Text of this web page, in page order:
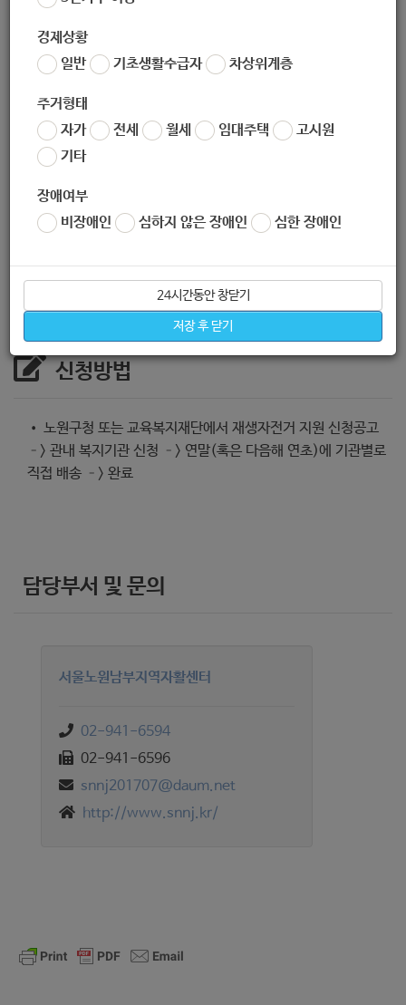
경제상황
일반
기초생활수급자 차상위계층
주거형태
자가
전세 월세 임대주택
고시원
기타
장애여부
비장애인
심하지 않은 장애인 심한 장애인
24시간동안 창닫기
저장 후 닫기
지원내용
•기간 : 연중
•내용 : 방치자전거 수거 및 재생자전거 생산을 통해 관내 취약
계층 탄소중립 교통수단(자전거)지원.
신청방법
• 노원구청 또는 교육복지재단에서 재생자전거 지원 신청공고
–> 관내 복지기관 신청 –> 연말(혹은 다음해 연초)에 기관별로
직접 배송 –> 완료
담당부서 및 문의
서울노원남부지역자활센터
02-941-6594
02-941-6596
snnj201707@daum.net
http://www.snnj.kr/